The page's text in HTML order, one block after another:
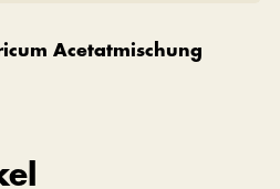
Acetatmischung